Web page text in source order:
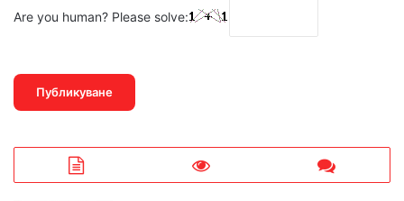
Are you human? Please solve: